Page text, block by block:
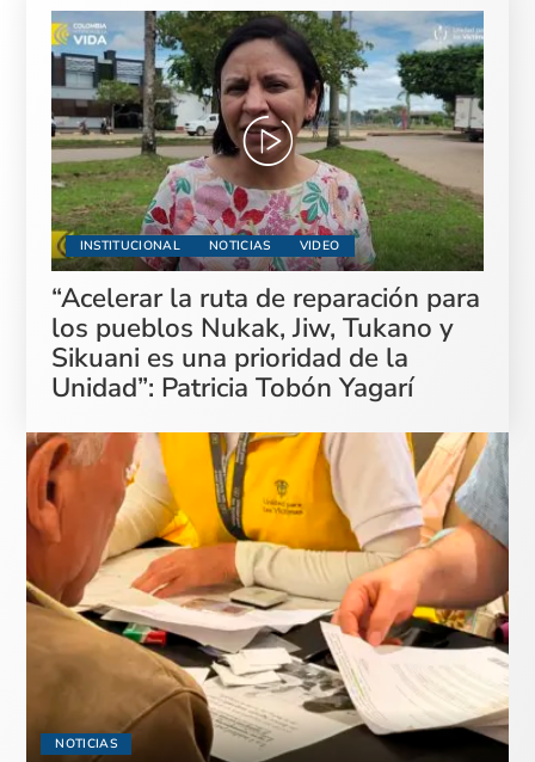
INSTITUCIONAL NOTICIAS VIDEO
“Acelerar la ruta de reparación para
los pueblos Nukak, Jiw, Tukano y
Sikuani es una prioridad de la
Unidad”: Patricia Tobón Yagarí
NOTICIAS